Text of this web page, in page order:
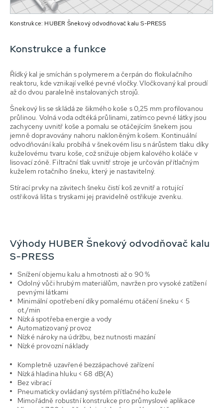
Konstrukce: HUBER Šnekový odvodňovač kalu S-PRESS
Konstrukce a funkce
Řídký kal je smíchán s polymerem a čerpán do flokulačního
reaktoru, kde vznikají velké pevné vločky. Vločkovaný kal proudí
až do dvou paralelně instalovaných strojů.
Šnekový lis se skládá ze šikmého koše s 0,25 mm profilovanou
průlinou. Volná voda odtéká průlinami, zatímco pevné látky jsou
zachyceny uvnitř koše a pomalu se otáčejícím šnekem jsou
jemně dopravovány nahoru nakloněným košem. Kontinuální
odvodňování kalu probíhá v šnekovém lisu s nárůstem tlaku díky
kuželovému tvaru koše, což snižuje objem kalového koláče v
lisovací zóně. Filtrační tlak uvnitř stroje je určován přítlačným
kuželem rotačního šneku, který je nastavitelný.
Stírací prvky na závitech šneku čistí koš zevnitř a rotující
ostřiková lišta s tryskami jej pravidelně ostřikuje zvenku.
Výhody HUBER Šnekový odvodňovač kalu
S-PRESS
Snížení objemu kalu a hmotnosti až o 90 %
Odolný vůči hrubým materiálům, navržen pro vysoké zatížení
pevnými látkami
Minimální opotřebení díky pomalému otáčení šneku < 5
ot./min
Nízká spotřeba energie a vody
Automatizovaný provoz
Nízké nároky na údržbu, bez nutnosti mazání
Nízké provozní náklady
Kompletně uzavřené bezzápachové zařízení
Nízká hladina hluku < 68 dB(A)
Bez vibrací
Pneumaticky ovládaný systém přítlačného kužele
Mimořádně robustní konstrukce pro průmyslové aplikace